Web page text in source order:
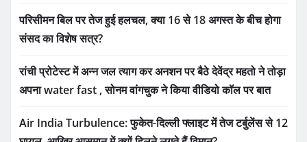
परिसीमन बिल पर तेज हुई हलचल, क्या 16 से 18 अगस्त के बीच होगा
संसद का विशेष सत्र?
रांची प्रोटेस्ट में अन्न जल त्याग कर अनशन पर बैठे देवेंद्र महतो ने तोड़ा
अपना water fast , सोनम वांगचुक ने किया वीडियो कॉल पर बात
Air India Turbulence: फुकेत-दिल्ली फ्लाइट में तेज टर्बुलेंस से 12